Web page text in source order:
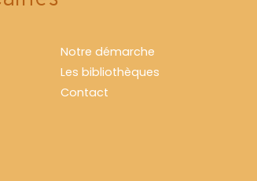
Notre démarche
Les bibliothèques
Contact